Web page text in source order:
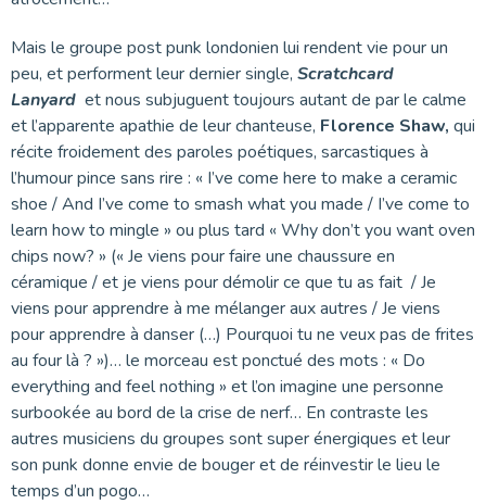
Mais le groupe post punk londonien lui rendent vie pour un
peu, et performent leur dernier single, Scratchcard
Lanyard et nous subjuguent toujours autant de par le calme
et l’apparente apathie de leur chanteuse, Florence Shaw, qui
récite froidement des paroles poétiques, sarcastiques à
l’humour pince sans rire : « I’ve come here to make a ceramic
shoe / And I’ve come to smash what you made / I’ve come to
learn how to mingle » ou plus tard « Why don’t you want oven
chips now? » (« Je viens pour faire une chaussure en
céramique / et je viens pour démolir ce que tu as fait / Je
viens pour apprendre à me mélanger aux autres / Je viens
pour apprendre à danser (…) Pourquoi tu ne veux pas de frites
au four là ? »)… le morceau est ponctué des mots : « Do
everything and feel nothing » et l’on imagine une personne
surbookée au bord de la crise de nerf… En contraste les
autres musiciens du groupes sont super énergiques et leur
son punk donne envie de bouger et de réinvestir le lieu le
temps d’un pogo…